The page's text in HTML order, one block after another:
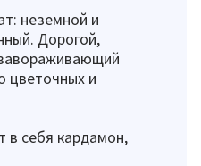
неземной и
Дорогой,
цветочных и
в себя кардамон,